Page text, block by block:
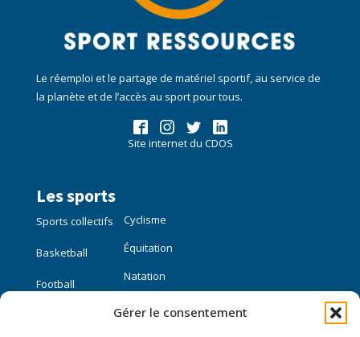
Gérer le consentement
Le réemploi et le partage de matériel sportif, au service de
la planète et de l’accès au sport pour tous.
Site internet du CDOS
Les sports
Sports collectifs
Basketball
Football
Sports individuels
Cyclisme
Équitation
Natation